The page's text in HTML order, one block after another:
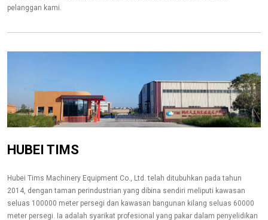
pelanggan kami.
HUBEI TIMS
Hubei Tims Machinery Equipment Co., Ltd. telah ditubuhkan pada tahun
2014, dengan taman perindustrian yang dibina sendiri meliputi kawasan
seluas 100000 meter persegi dan kawasan bangunan kilang seluas 60000
meter persegi. Ia adalah syarikat profesional yang pakar dalam penyelidikan